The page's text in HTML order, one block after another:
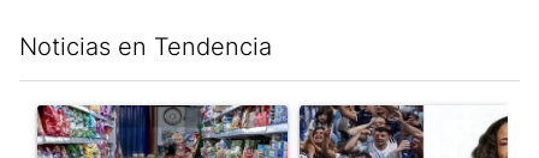
Noticias en Tendencia
Un artículo de tendencia con el título "La inflación en CABA
Un artículo de tendencia con